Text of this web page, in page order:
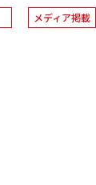
メディア掲載